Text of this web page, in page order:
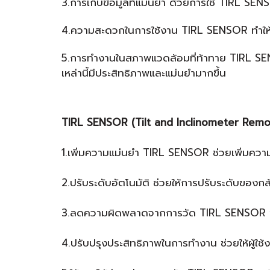
4.ความสะดวกในการใช้งาน TIRL SENSOR ท
5.การทำงานในสภาพแวดล้อมที่ท้าทาย TIRL
เหล่านี้มีประสิทธิภาพและแม่นยำมากขึ้น
TIRL SENSOR (Tilt and Inclinometer
1.เพิ่มความแม่นยำ TIRL SENSOR ช่วยเพิ่มค
2.ปรับระดับอัตโนมัติ ช่วยให้การปรับระดับของ
3.ลดความผิดพลาดจากการวัด TIRL
4.ปรับปรุงประสิทธิภาพในการทำงาน ช่วยให้ผู้ใ